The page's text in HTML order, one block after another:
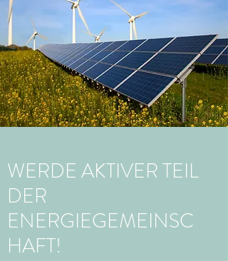
WERDE AKTIVER TEIL
DER
ENERGIEGEMEINSC
HAFT!